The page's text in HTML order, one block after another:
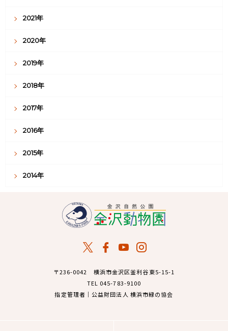
2021年
2020年
2019年
2018年
2017年
2016年
2015年
2014年
〒236-0042 横浜市金沢区釜利谷東5-15-1
TEL 045-783-9100
指定管理者｜公益財団法人 横浜市緑の協会